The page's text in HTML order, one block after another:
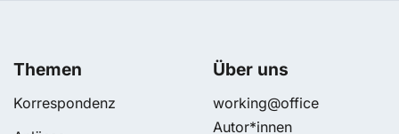
Themen
Korrespondenz
Über uns
working@office
Autor*innen